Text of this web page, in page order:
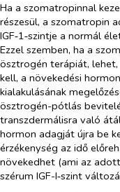
Ha a szomatropinnal
részesül, a szomatropin
IGF‑1‑szintje a normál
Ezzel szemben, ha a
ösztrogén terápiát,
kell, a növekedési
kialakulásának
ösztrogén-pótlás
transzdermálisra való
hormon adagját újra be
érzékenység az idő
növekedhet (ami az
szérum IGF-I‑szint